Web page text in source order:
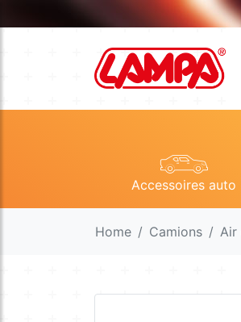
Accessoires auto
Home Camions Air